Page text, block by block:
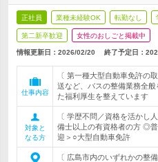
正社員 業種未経験OK 転勤なし
第二新卒歓迎 女性のおしごと掲載中
情報更新日：2026/02/20 終了予定日：
仕事内容
〔 第一種大型自動車免許の
送など、バスの整備業務全
た福利厚生を整えています
対象と
なる方
〔 学歴不問／資格を活かし
備士以上の有資格者の方 ◎
迎＞○大型自動車免許
〔 広島市内のいずれかの整